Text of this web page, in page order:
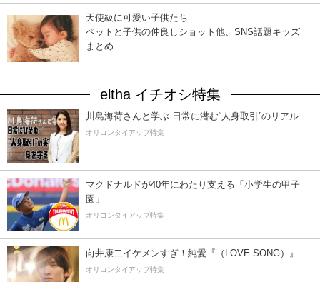
天使級に可愛い子供たち
ペットと子供の仲良しショット他、SNS話題キッズ
まとめ
eltha イチオシ特集
川島海荷さんと学ぶ 日常に潜む“人身取引”のリアル
オリコンタイアップ特集
マクドナルドが40年にわたり支える「小学生の甲子
園」
オリコンタイアップ特集
向井康二イケメンすぎ！純愛『（LOVE SONG）』
オリコンタイアップ特集